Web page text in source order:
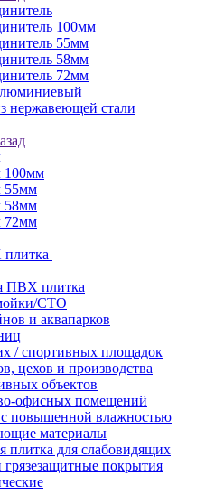
100мм
55мм
58мм
72мм
нержавеющей стали
100мм
55мм
58мм
72мм
ПВХ плитка
СТО
и аквапарков
/ спортивных площадок
цехов и производства
объектов
офисных помещений
с повышенной влажностью
материалы
плитка для слабовидящих
покрытия